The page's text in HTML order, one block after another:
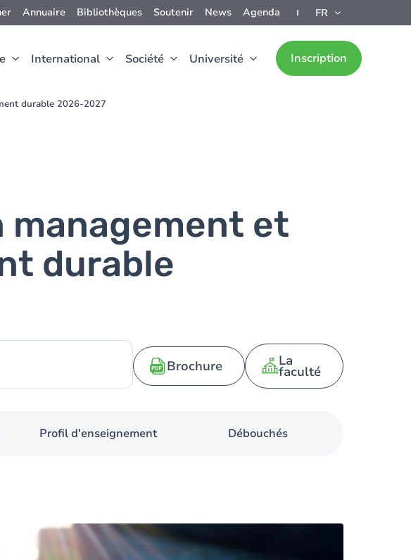
Annuaire Bibliothèques Soutenir News Agenda FR
International Société Université Inscription
durable 2026-2027
management et
durable
Brochure La
faculté
Profil d'enseignement Débouchés